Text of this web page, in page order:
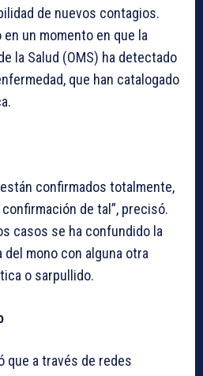
de nuevos contagios.
un momento en que la
la Salud (OMS) ha detectado
que han catalogado
confirmados totalmente,
de tal”, precisó.
casos se ha confundido la
mono con alguna otra
o sarpullido.
que a través de redes